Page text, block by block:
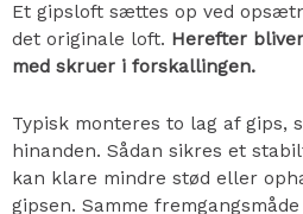
Et gipsloft sættes op ved
det originale loft. Herefter
med skruer i forskallingen.
Typisk monteres to lag af gips,
hinanden. Sådan sikres et
kan klare mindre stød eller
gipsen. Samme fremgangsmåde